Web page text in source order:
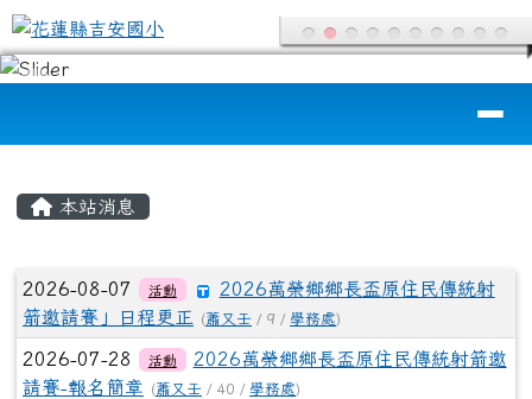
跳至主內容區
花蓮縣吉安國小
本站消息
文章列表
2026-08-07 活動
2026萬榮鄉鄉長盃原住民傳統射
箭邀請賽」日程更正
(蕭又壬 / 9 / 學務處)
2026-07-28 活動
2026萬榮鄉鄉長盃原住民傳統射箭邀
請賽-報名簡章
(蕭又壬 / 40 / 學務處)